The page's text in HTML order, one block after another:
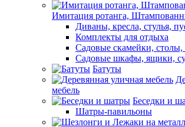
Имитация ротанга,
Диваны, кресла, стулья,
Комплекты для отдыха
Садовые скамейки,
Садовые шкафы, ящики,
Батуты
мебель
Беседки и
Шатры-павильоны